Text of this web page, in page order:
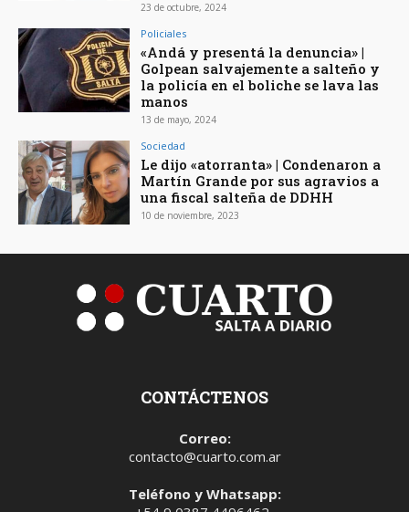
23 de octubre, 2024
Policiales
«Andá y presentá la denuncia» |
Golpean salvajemente a salteño y
la policía en el boliche se lava las
manos
13 de mayo, 2024
Sociedad
Le dijo «atorranta» | Condenaron a
Martín Grande por sus agravios a
una fiscal salteña de DDHH
10 de noviembre, 2023
CONTÁCTENOS
Correo:
contacto@cuarto.com.ar
Teléfono y Whatsapp: